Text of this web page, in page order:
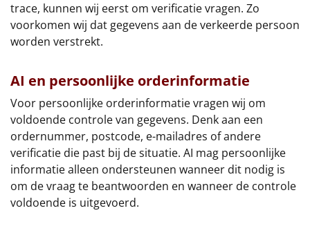
Hitster NIEUW
Pizzarette
Tas
Wake up light
NIEUW
Borrelplank
Warmtekussen
NIEUW
trace, kunnen wij eerst om verificatie vragen. Zo
voorkomen wij dat gegevens aan de verkeerde persoon
worden verstrekt.
AI en persoonlijke orderinformatie
Voor persoonlijke orderinformatie vragen wij om
voldoende controle van gegevens. Denk aan een
ordernummer, postcode, e-mailadres of andere
verificatie die past bij de situatie. AI mag persoonlijke
informatie alleen ondersteunen wanneer dit nodig is
om de vraag te beantwoorden en wanneer de controle
voldoende is uitgevoerd.